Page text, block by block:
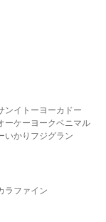
ンイトーヨーカドー
ーケー ヨークベニマル
いかり フジグラン
ラファイン